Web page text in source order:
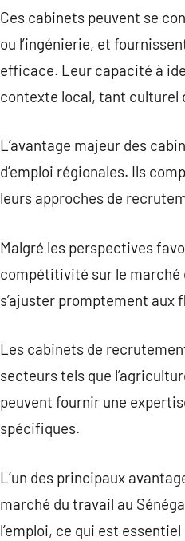
Ces cabinets peuvent se
ou l’ingénierie, et
efficace. Leur capacité à
contexte local, tant culturel
L’avantage majeur des
d’emploi régionales. Ils
leurs approches de
Malgré les perspectives
compétitivité sur le marché
s’ajuster promptement
Les cabinets de
secteurs tels que
peuvent fournir une
spécifiques.
L’un des principaux
marché du travail au
l’emploi, ce qui est